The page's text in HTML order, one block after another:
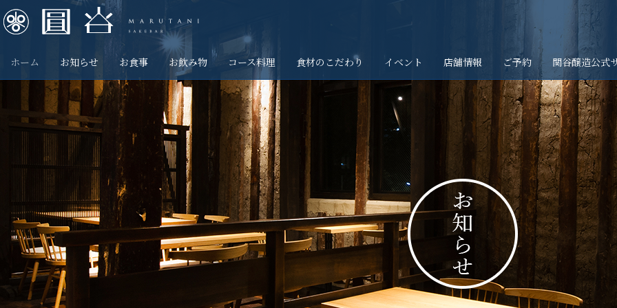
ホーム お知らせ お食事 お飲み物 コース料理 食材のこだわり イベント 店舗情報 ご予約 関谷醸造公式